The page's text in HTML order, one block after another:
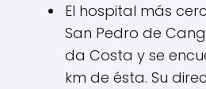
El hospital más
San Pedro de
da Costa y se
km de ésta. Su